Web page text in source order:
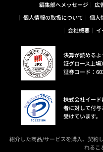
編集部へメッセージ 広
個人情報の取扱について
個人
会社概要
決算が読める
証グロース上場
証券コード：
株式会社イー
者に対して付
受けています。
紹介した商品/サービスを購入、契約
れるこ